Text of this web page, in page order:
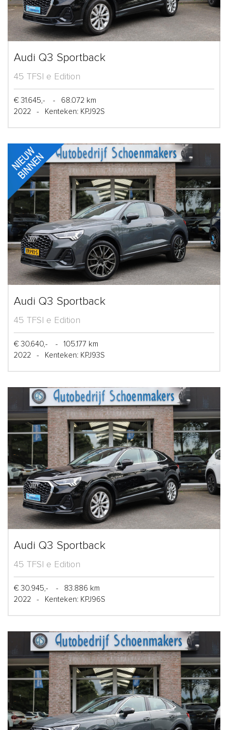
Audi Q3 Sportback
45 TFSI e Edition
€ 31.645,- -
68.072 km
2022
- Kenteken: KPJ92S
Audi Q3 Sportback
45 TFSI e Edition
€ 30.640,- -
105.177 km
2022
- Kenteken: KPJ93S
Audi Q3 Sportback
45 TFSI e Edition
€ 30.945,- -
83.886 km
2022
- Kenteken: KPJ96S